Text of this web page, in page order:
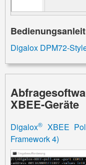
Digalox DPM72-
XBEE-Geräte
Digalox® XBEE
Framework 4)